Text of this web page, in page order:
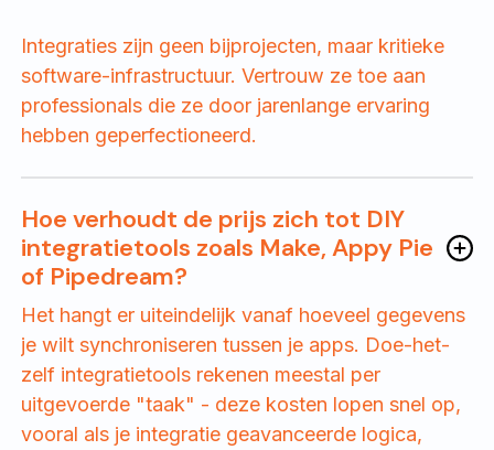
Integraties zijn geen bijprojecten, maar kritieke
software-infrastructuur. Vertrouw ze toe aan
professionals die ze door jarenlange ervaring
hebben geperfectioneerd.
Hoe verhoudt de prijs zich tot DIY
integratietools zoals Make, Appy Pie
of Pipedream?
Het hangt er uiteindelijk vanaf hoeveel gegevens
je wilt synchroniseren tussen je apps. Doe-het-
zelf integratietools rekenen meestal per
uitgevoerde "taak" - deze kosten lopen snel op,
vooral als je integratie geavanceerde logica,